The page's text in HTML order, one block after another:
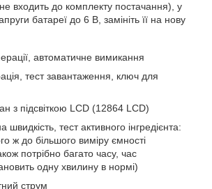
входить до комплекту постачання), у
батареї до 6 В, замініть її на нову
автоматичне вимикання
тест завантаження, ключ для
з підсвіткою LCD (12864 LCD)
швидкість, тест активного інгредієнта:
ж до більшого виміру ємності
потрібно багато часу, час
одну хвилину в нормі)
струм